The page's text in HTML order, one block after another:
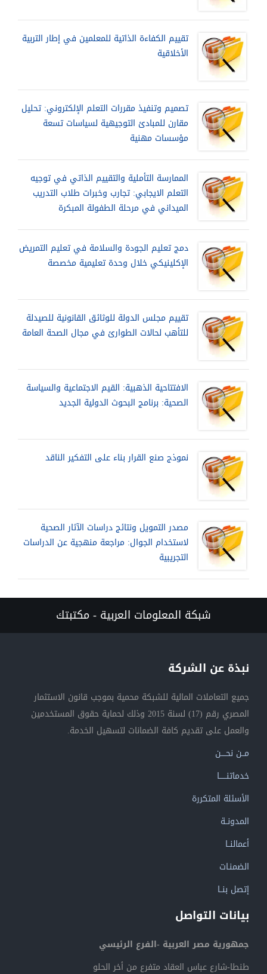
تقييم الكفاءة الذاتية للمعلمين في إطار التربية
الأخلاقية
تصميم وتنفيذ مقررات التعلم الإلكتروني: تحليل
مقارن للمبادئ التوجيهية لسياسات تسعة
مؤسسات مهنية
الممارسة التأملية والتقييم الذاتي في توجيه
التعلم الايجابي: تجارب وخبرات طلاب التدريب
الميداني في مرحلة الطفولة المبكرة
دمج تعليم الجودة والسلامة في تعليم التمريض
الإكلينيكي خلال وحدة تعليمية مخصصة
تقييم مجلس الدولة للوثائق القانونية للصيدلة
للتأهب لحالات الطوارئ في مجال الصحة العامة
الافتتاحية الذهبية: القيم الاجتماعية والسياسة
الصحية: برنامج البحوث الدولية الجديد
نموذج صنع القرار بناء على التفكير الناقد
مصدر التمويل ونتائج دراسات الآثار الصحية
لاستخدام الجوال: مراجعة منهجية عن الدراسات
التجريبية
شبكة المعلومات العربية - مكتبتك
نبذة عن الشركة
جميع التعاملات المالية للشبكة محمية بموجب قانون الاستثمار
المصري رقم (17) لسنة 2015 وذلك لحماية حقوق المستخدمين
والعمل على تقديم كافة الضمانات لتسهيل الخدمة.
مــن نحــــن
خدماتنــــــا
الأسئلة المتكررة
المدونــة
أعمالنــا
الضمنـات
إتصل بنــا
بيانات التواصل
جمهورية مصر العربية -الفرع الرئيسي
طنطا-شارع عباس العقاد متفرع من أخر الحلو